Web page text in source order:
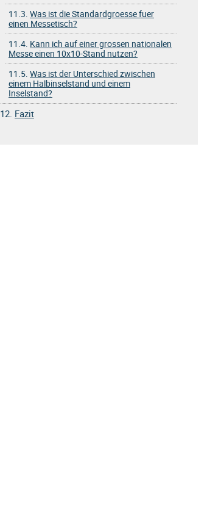
11.3. Was ist die Standardgroesse fuer
einen Messetisch?
11.4. Kann ich auf einer grossen nationalen
Messe einen 10x10-Stand nutzen?
11.5. Was ist der Unterschied zwischen
einem Halbinselstand und einem
Inselstand?
12. Fazit